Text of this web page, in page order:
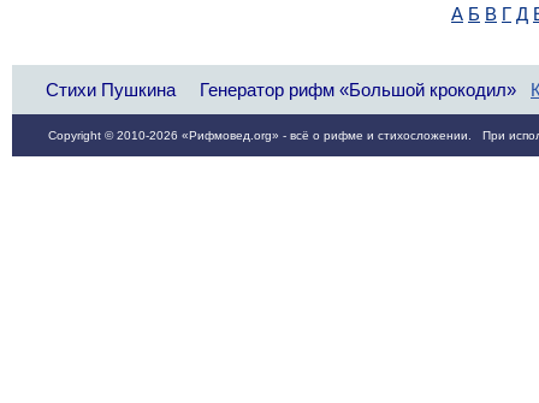
А Б В Г Д
Стихи Пушкина Генератор рифм «Большой крокодил»
Copyright © 2010-2026 «Рифмовед.org» - всё о рифме и стихосложении. При